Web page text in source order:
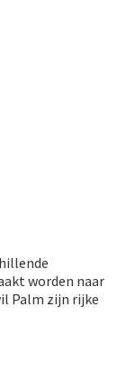
worden naar
Palm zijn rijke